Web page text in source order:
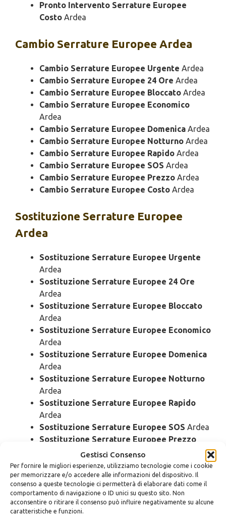
Gestisci Consenso
Per fornire le migliori esperienze, utilizziamo tecnologie come i cookie
per memorizzare e/o accedere alle informazioni del dispositivo. Il
consenso a queste tecnologie ci permetterà di elaborare dati come il
comportamento di navigazione o ID unici su questo sito. Non
acconsentire o ritirare il consenso può influire negativamente su alcune
caratteristiche e funzioni.
Pronto Intervento Serrature Europee
Costo Ardea
Cambio Serrature Europee Ardea
Cambio Serrature Europee Urgente Ardea
Cambio Serrature Europee 24 Ore Ardea
Cambio Serrature Europee Bloccato Ardea
Cambio Serrature Europee Economico
Ardea
Cambio Serrature Europee Domenica Ardea
Cambio Serrature Europee Notturno Ardea
Cambio Serrature Europee Rapido Ardea
Cambio Serrature Europee SOS Ardea
Cambio Serrature Europee Prezzo Ardea
Cambio Serrature Europee Costo Ardea
Sostituzione Serrature Europee
Ardea
Sostituzione Serrature Europee Urgente
Ardea
Sostituzione Serrature Europee 24 Ore
Ardea
Sostituzione Serrature Europee Bloccato
Ardea
Sostituzione Serrature Europee Economico
Ardea
Sostituzione Serrature Europee Domenica
Ardea
Sostituzione Serrature Europee Notturno
Ardea
Sostituzione Serrature Europee Rapido
Ardea
Sostituzione Serrature Europee SOS Ardea
Sostituzione Serrature Europee Prezzo
Sostituzione Serrature Europee Costo
Ardea
MontaggioSerrature Europee Ardea